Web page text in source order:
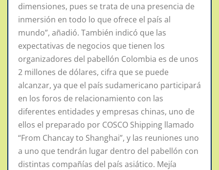
dimensiones, pues se trata de una presencia de
inmersión en todo lo que ofrece el país al
mundo”, añadió. También indicó que las
expectativas de negocios que tienen los
organizadores del pabellón Colombia es de unos
2 millones de dólares, cifra que se puede
alcanzar, ya que el país sudamericano participará
en los foros de relacionamiento con las
diferentes entidades y empresas chinas, uno de
ellos el preparado por COSCO Shipping llamado
“From Chancay to Shanghai”, y las reuniones uno
a uno que tendrán lugar dentro del pabellón con
distintas compañías del país asiático. Mejía